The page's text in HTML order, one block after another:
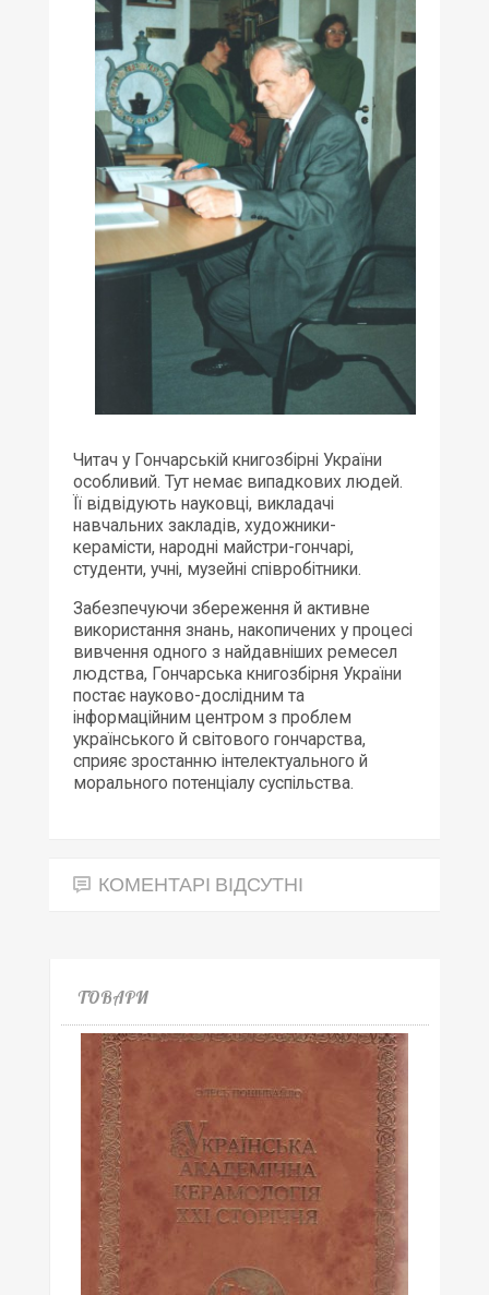
Читач у Гончарській книгозбірні України
особливий. Тут немає випадкових людей.
Її відвідують науковці, викладачі
навчальних закладів, художники-
керамісти, народні майстри-гончарі,
студенти, учні, музейні співробітники.
Забезпечуючи збереження й активне
використання знань, накопичених у процесі
вивчення одного з найдавніших ремесел
людства, Гончарська книгозбірня України
постає науково-дослідним та
інформаційним центром з проблем
українського й світового гончарства,
сприяє зростанню інтелектуального й
морального потенціалу суспільства.
КОМЕНТАРІ ВІДСУТНІ
ТОВАРИ